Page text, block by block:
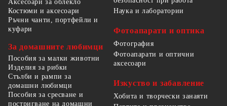
Аксесоари за облекло
Костюми и аксесоари
Ръчни чанти, портфейли и
куфари
За домашните любимци
Пособия за малки животни
Изделия за рибки
Стълби и рампи за
домашни любимци
Пособия за сресване и
постригване на домашни
Наука и лаборатории
Фотоапарати и оптика
Фотография
Фотоапарати и оптични
аксесоари
Изкуство и забавление
Хобита и творчески занаяти